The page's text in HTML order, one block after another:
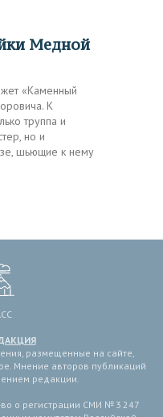
«Каменный
К
труппа и
но и
шьющие к нему
размещенные на сайте,
Мнение авторов публикаций
редакции.
о регистрации СМИ № 3 247